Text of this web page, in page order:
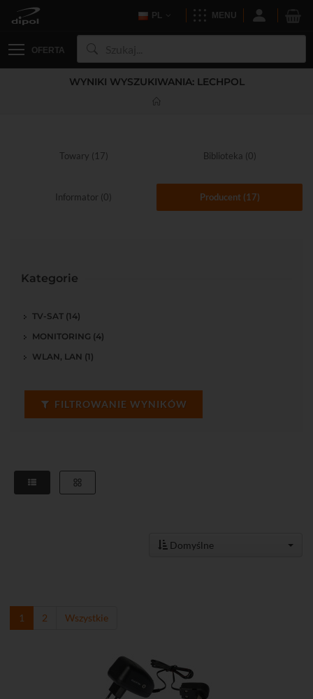
PL MENU
OFERTA
WYNIKI WYSZUKIWANIA: LECHPOL
Towary (17) Biblioteka (0)
Informator (0) Producent (17)
Kategorie
TV-SAT (14)
MONITORING (4)
WLAN, LAN (1)
FILTROWANIE WYNIKÓW
Domyślne
1 2 Wszystkie